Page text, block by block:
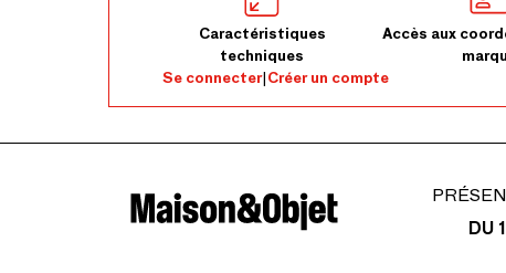
Caractéristiques
techniques
Accès aux
Se connecter|Créer un compte
DU